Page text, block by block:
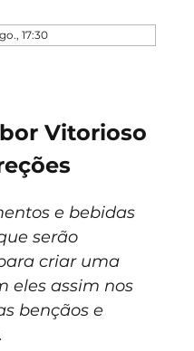
17:30
Vitorioso
e bebidas
serão
criar uma
eles assim nos
bençãos e